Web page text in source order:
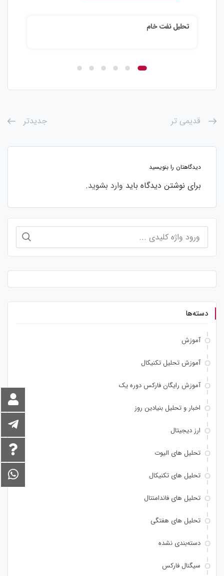
تحلیل نفت خام
قدیمی تر جدیدتر
دیدگاهتان را بنویسید
برای نوشتن دیدگاه باید وارد بشوید.
برای:
دسته‌ها
آموزش
آموزش تحلیل تکنیکال
آموزش رایگان فارکس دوره یک
اخبار و تحلیل بنیادین روز
ارز دیجیتال
تحلیل های الیوت
تحلیل های تکنیکال
تحلیل های فاندامنتال
تحلیل های هفتگی
دسته‌بندی نشده
سیگنال فارکس